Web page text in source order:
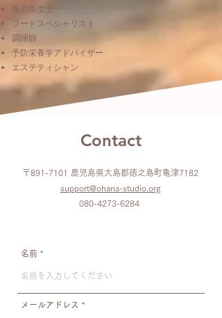
食品衛生士
フードスペシャリスト
調理師
予防栄養学アドバイザー
エステティシャン
Contact
〒891-7101 鹿児島県大島郡徳之島町亀津7182
support@ohana-studio.org
080-4273-6284
名前
メールアドレス